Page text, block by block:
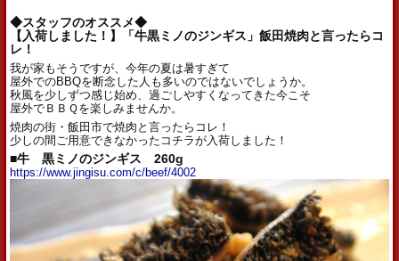
◆スタッフのオススメ◆
【入荷しました！】「牛黒ミノのジンギス」飯田焼肉と言ったらコ
レ！
我が家もそうですが、今年の夏は暑すぎて
屋外でのBBQを断念した人も多いのではないでしょうか。
秋風を少しずつ感じ始め、過ごしやすくなってきた今こそ
屋外でＢＢＱを楽しみませんか。
焼肉の街・飯田市で焼肉と言ったらコレ！
少しの間ご用意できなかったコチラが入荷しました！
■牛 黒ミノのジンギス 260g
https://www.jingisu.com/c/beef/4002